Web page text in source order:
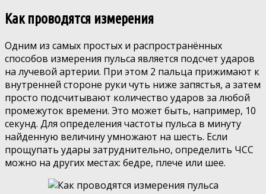
Как проводятся измерения
Одним из самых простых и распространённых
способов измерения пульса является подсчет ударов
на лучевой артерии. При этом 2 пальца прижимают к
внутренней стороне руки чуть ниже запястья, а затем
просто подсчитывают количество ударов за любой
промежуток времени. Это может быть, например, 10
секунд. Для определения частоты пульса в минуту
найденную величину умножают на шесть. Если
прощупать удары затруднительно, определить ЧСС
можно на других местах: бедре, плече или шее.